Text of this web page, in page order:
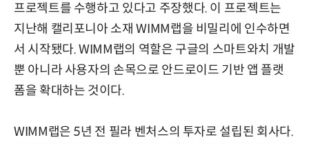
프로젝트를 수행하고 있다고 주장했다. 이 프로젝트는
지난해 캘리포니아 소재 WIMM랩을 비밀리에 인수하면
서 시작됐다. WIMM랩의 역할은 구글의 스마트와치 개발
뿐 아니라 사용자의 손목으로 안드로이드 기반 앱 플랫
폼을 확대하는 것이다.
WIMM랩은 5년 전 필라 벤처스의 투자로 설립된 회사다.